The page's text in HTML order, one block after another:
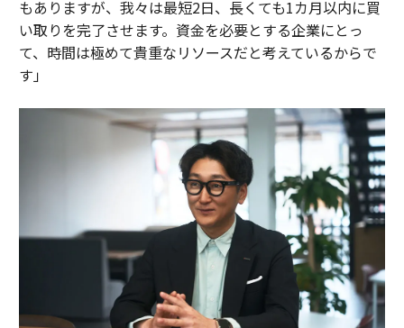
もありますが、我々は最短2日、長くても1カ月以内に買
い取りを完了させます。資金を必要とする企業にとっ
て、時間は極めて貴重なリソースだと考えているからで
す」